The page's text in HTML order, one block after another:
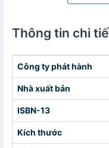
Thông tin chi
Công ty phát hành
Nhà xuất bản
ISBN-13
Kích thước